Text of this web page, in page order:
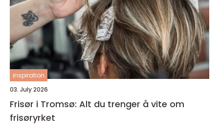
inspiration
03. July 2026
Frisør i Tromsø: Alt du trenger å vite om
frisøryrket